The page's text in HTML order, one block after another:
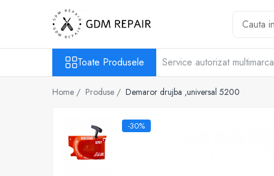
Toate Produsele
Masini de tuns iarba
Trimmere & motocoase electrice
Toate Produsele Service autorizat multimarca
Home / Produse / Demaror drujba ,universal 5200
-30%